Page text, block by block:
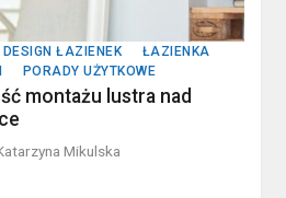
DESIGN ŁAZIENEK
ŁAZIENKA
PORADY UŻYTKOWE
montażu lustra nad
Mikulska